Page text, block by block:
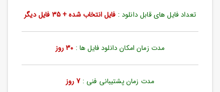
ورود
به
تعداد فایل های قابل دانلود : فایل انتخاب شده + 35 فایل دیگر
مدت زمان امکان دانلود فایل ها : 30 روز
مدت زمان پشتیبانی فنی :7 روز